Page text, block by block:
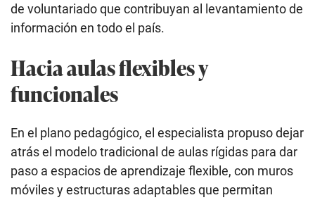
de voluntariado que contribuyan al levantamiento de
información en todo el país.
Hacia aulas flexibles y
funcionales
En el plano pedagógico, el especialista propuso dejar
atrás el modelo tradicional de aulas rígidas para dar
paso a espacios de aprendizaje flexible, con muros
móviles y estructuras adaptables que permitan